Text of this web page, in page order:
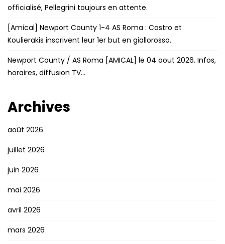
officialisé, Pellegrini toujours en attente.
[Amical] Newport County 1-4 AS Roma : Castro et
Koulierakis inscrivent leur 1er but en giallorosso.
Newport County / AS Roma [AMICAL] le 04 aout 2026. Infos,
horaires, diffusion TV…
Archives
août 2026
juillet 2026
juin 2026
mai 2026
avril 2026
mars 2026